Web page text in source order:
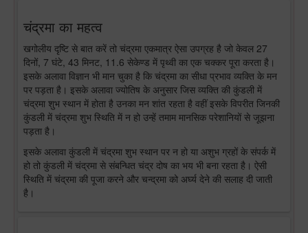
चंद्रमा का महत्व
खगोलीय दृष्टि से बात करें तो चंद्रमा एकमात्र ऐसा उपग्रह है जो केवल 27
दिनों, 7 घंटे, 43 मिनट, 11.6 सेकेण्ड में पृथ्वी का एक चक्कर पूरा करता है।
इसके अलावा विज्ञान भी मान चुका है कि चंद्रमा का सीधा प्रभाव व्यक्ति के मन
पर पड़ता है। इसके अलावा ज्योतिष के अनुसार जिस व्यक्ति की कुंडली में
चंद्रमा शुभ स्थान में होता है उनका मन शांत रहता है वहीं इसके विपरीत जिनकी
कुंडली में चंद्रमा शुभ स्थिति में न हो उन्हें तमाम मानसिक परेशानियों से जूझना
पड़ता है।
इसके अलावा कुंडली में चंद्रमा शुभ स्थान पर न हो या अशुभ ग्रहों के संपर्क में
हो तो कुंडली में चंद्रमा से संबन्धित चंद्र दोष का भय भी बना रहता है। ऐसी
स्थिति में चंद्रमा की पूजा करने और चन्द्रमा को अर्घ्य देने की सलाह दी जाती
है।